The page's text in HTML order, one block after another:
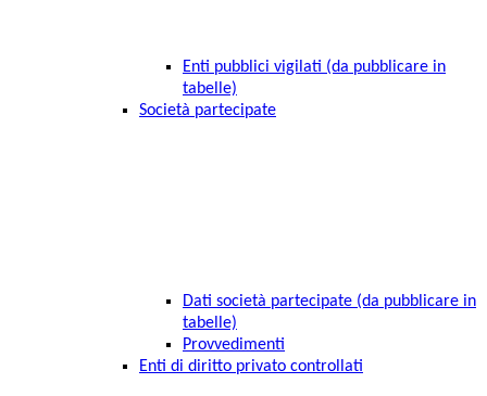
Enti pubblici vigilati (da pubblicare in
tabelle)
Società partecipate
Dati società partecipate (da pubblicare in
tabelle)
Provvedimenti
Enti di diritto privato controllati